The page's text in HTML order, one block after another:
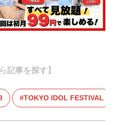
記事を探す】
TOKYO IDOL FESTIVAL